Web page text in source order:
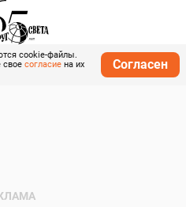
cookie-файлы.
свое согласие на их
Согласен